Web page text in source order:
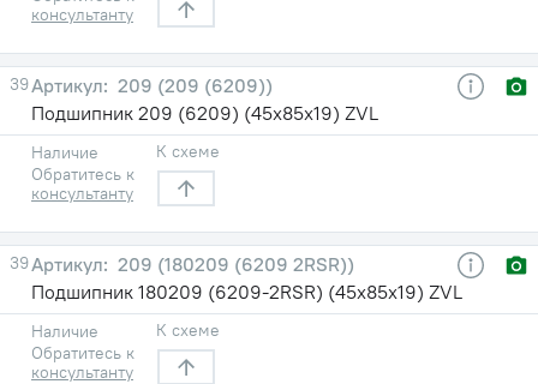
консультанту
39
209 (209 (6209))
Подшипник 209 (6209) (45х85х19) ZVL
Наличие
Обратитесь к
консультанту
К схеме
39
209 (180209 (6209 2RSR))
Подшипник 180209 (6209-2RSR) (45х85х19) ZVL
Наличие
Обратитесь к
консультанту
К схеме